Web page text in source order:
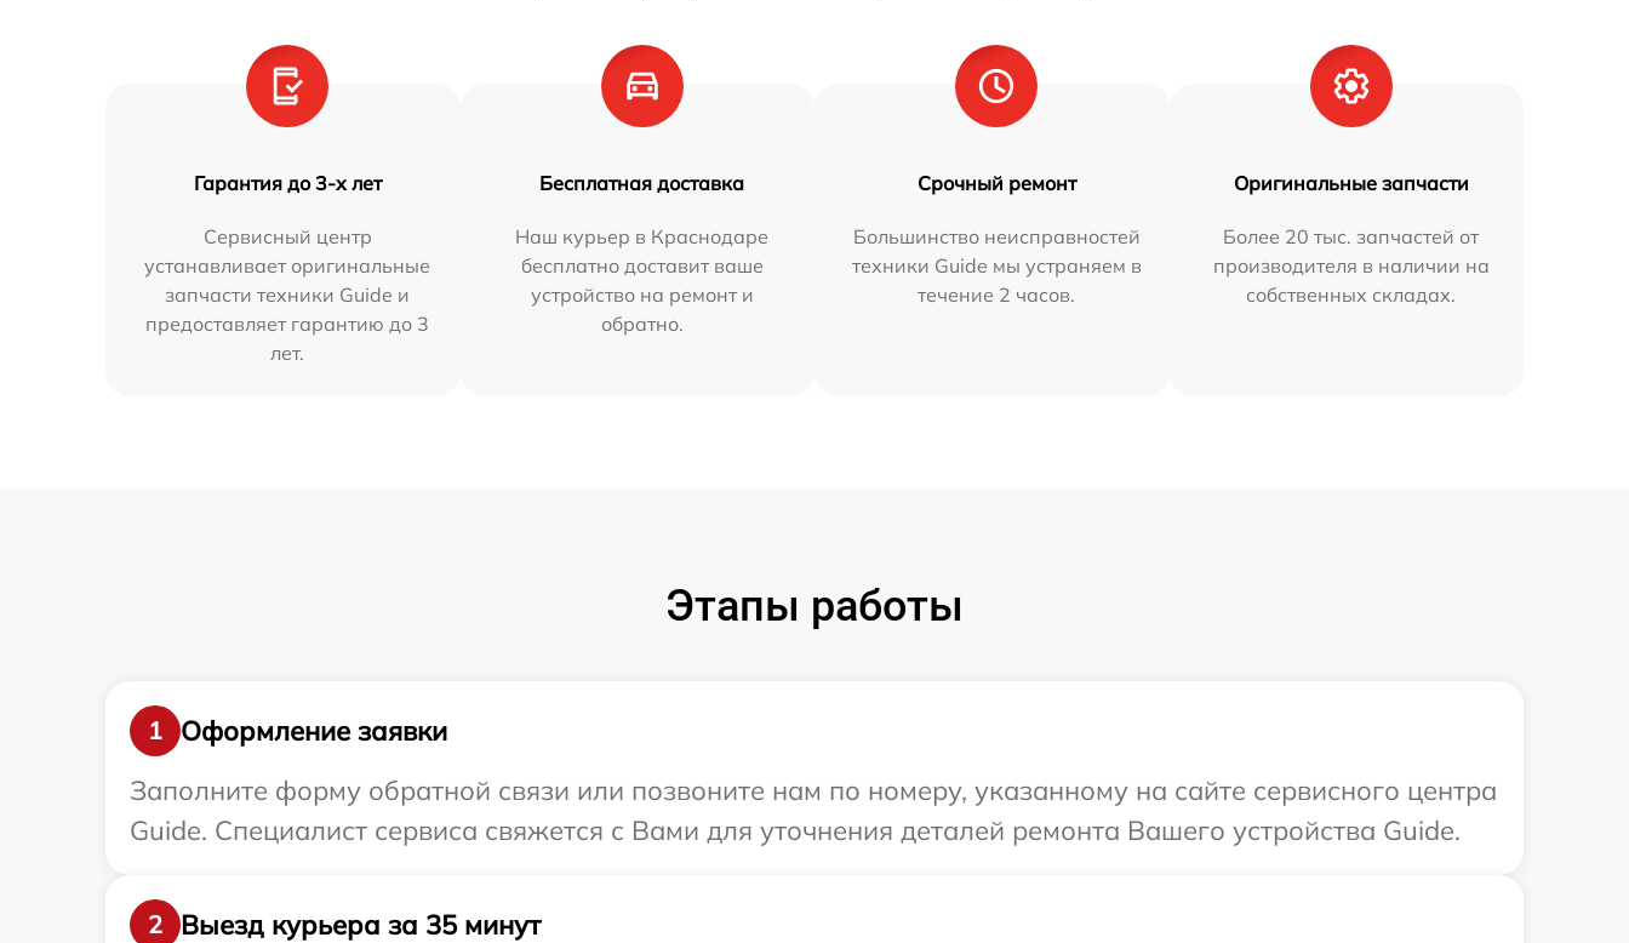
Гарантия до 3-х лет
Сервисный центр
устанавливает оригинальные
запчасти техники Guide и
предоставляет гарантию до 3
лет.
Бесплатная доставка
Наш курьер в Краснодаре
бесплатно доставит ваше
устройство на ремонт и
обратно.
Срочный ремонт
Большинство неисправностей
техники Guide мы устраняем в
течение 2 часов.
Оригинальные запчасти
Более 20 тыс. запчастей от
производителя в наличии на
собственных складах.
Этапы работы
1
Оформление заявки
Заполните форму обратной связи или позвоните нам по номеру, указанному на сайте сервисного центра
Guide. Специалист сервиса свяжется с Вами для уточнения деталей ремонта Вашего устройства Guide.
2
Выезд курьера за 35 минут